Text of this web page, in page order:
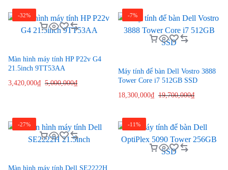
-32%
Màn hình máy tính HP P22v G4
21.5inch 9TT53AA
3,420,000₫ 5,000,000₫
-7%
Máy tính để bàn Dell Vostro 3888
Tower Core i7 512GB SSD
18,300,000₫ 19,700,000₫
-27%
Màn hình máy tính Dell SE2222H
-11%